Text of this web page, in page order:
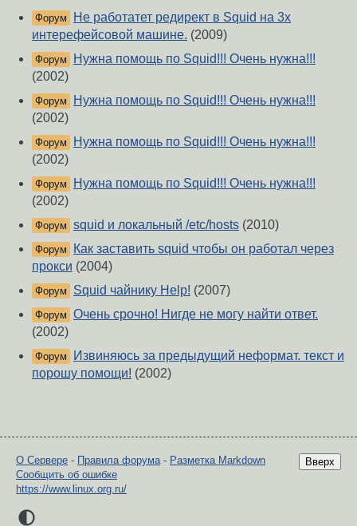
Форум
Не работатет редирект в Squid на 3х
интерефейсовой машине. (2009)
Форум
Нужна помощь по Squid!!! Очень нужна!!!
(2002)
Форум
Нужна помощь по Squid!!! Очень нужна!!!
(2002)
Форум
Нужна помощь по Squid!!! Очень нужна!!!
(2002)
Форум
Нужна помощь по Squid!!! Очень нужна!!!
(2002)
Форум squid и локальный /etc/hosts (2010)
Форум
Как заставить squid чтобы он работал через
прокси (2004)
Форум Squid чайнику Help! (2007)
Форум Очень срочно! Нигде не могу найти ответ.
(2002)
Форум
Извиняюсь за предыдущий неформат. текст и
порошу помощи! (2002)
Вверх
О Сервере - Правила форума - Разметка Markdown
Сообщить об ошибке
https://www.linux.org.ru/